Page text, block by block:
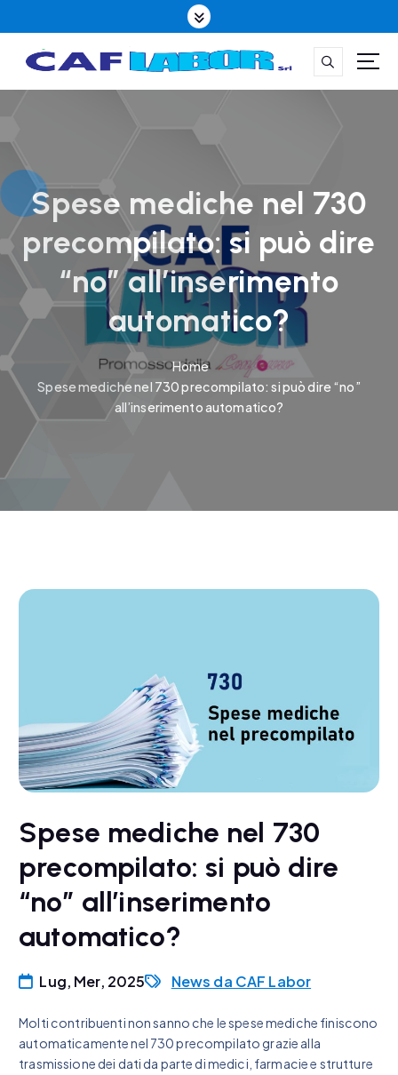
k
t
t
e
t
CAFLABOR la qualità è il nostro mestiere
Spese mediche nel 730
precompilato: si può dire
“no” all’inserimento
automatico?
Home
Spese mediche nel 730 precompilato: si può dire “no”
all’inserimento automatico?
Spese mediche nel 730
precompilato: si può dire
“no” all’inserimento
automatico?
Lug, Mer, 2025 News da CAF Labor
Molti contribuenti non sanno che le spese mediche finiscono
automaticamente nel 730 precompilato grazie alla
trasmissione dei dati da parte di medici, farmacie e strutture